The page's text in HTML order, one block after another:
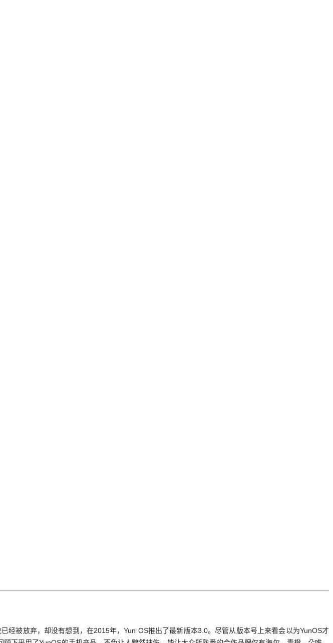
被放弃，却没有想到，在2015年，Yun OS推出了最新版本3.0。尽管从版本号上来看会以为YunOS才